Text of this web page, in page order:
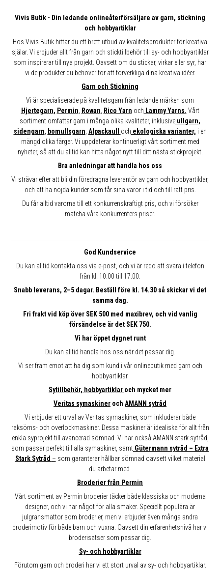
Vivis Butik - Din ledande onlineåterförsäljare av garn, stickning
och hobbyartiklar
Hos Vivis Butik hittar du ett brett utbud av kvalitetsprodukter för kreativa
själar. Vi erbjuder allt från garn och sticktillbehör till sy- och hobbyartiklar
som inspirerar till nya projekt. Oavsett om du stickar, virkar eller syr, har
vi de produkter du behöver för att förverkliga dina kreativa idéer.
Garn och Stickning
Vi är specialiserade på kvalitetsgarn från ledande märken som
Hjertegarn, Permin, Rowan, Rico Yarn och Lammy Yarns. Vårt
sortiment omfattar garn i många olika kvaliteter, inklusive ullgarn,
sidengarn, bomullsgarn, Alpackaull och ekologiska varianter, i en
mängd olika färger. Vi uppdaterar kontinuerligt vårt sortiment med
nyheter, så att du alltid kan hitta något nytt till ditt nästa stickprojekt.
Bra anledningar att handla hos oss
Vi strävar efter att bli din föredragna leverantör av garn och hobbyartiklar,
och att ha nöjda kunder som får sina varor i tid och till rätt pris.
Du får alltid varorna till ett konkurrenskraftigt pris, och vi försöker
matcha våra konkurrenters priser.
God Kundservice
Du kan alltid kontakta oss via e-post, och vi är redo att svara i telefon
från kl. 10.00 till 17.00.
Snabb leverans, 2–5 dagar. Beställ före kl. 14.30 så skickar vi det
samma dag.
Fri frakt vid köp över SEK 500 med maxibrev, och vid vanlig
försändelse är det SEK 750.
Vi har öppet dygnet runt
Du kan alltid handla hos oss när det passar dig.
Vi ser fram emot att ha dig som kund i vår onlinebutik med garn och
hobbyartiklar.
Sytillbehör, hobbyartiklar och mycket mer
Veritas symaskiner och AMANN sytråd
Vi erbjuder ett urval av Veritas symaskiner, som inkluderar både
raksöms- och overlockmaskiner. Dessa maskiner är idealiska för allt från
enkla syprojekt till avancerad sömnad. Vi har också AMANN stark sytråd,
som passar perfekt till alla symaskiner, samt Gütermann sytråd – Extra
Stark Sytråd – som garanterar hållbar sömnad oavsett vilket material
du arbetar med.
Broderier från Permin
Vårt sortiment av Permin broderier täcker både klassiska och moderna
designer, och vi har något för alla smaker. Speciellt populära är
julgransmattor som broderier, men vi erbjuder även många andra
broderimotiv för både barn och vuxna. Oavsett din erfarenhetsnivå har vi
broderisatser som passar dig.
Sy- och hobbyartiklar
Förutom garn och broderi har vi ett stort urval av sy- och hobbyartiklar.